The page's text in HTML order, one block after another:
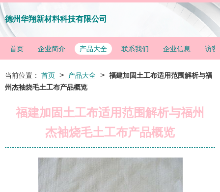
德州华翔新材料科技有限公司
首页 企业简介 产品大全 联系我们 企业信息 访客
当前位置： 首页 > 产品大全 > 福建加固土工布适用范围解析与福
州杰袖烧毛土工布产品概览
福建加固土工布适用范围解析与福州
杰袖烧毛土工布产品概览